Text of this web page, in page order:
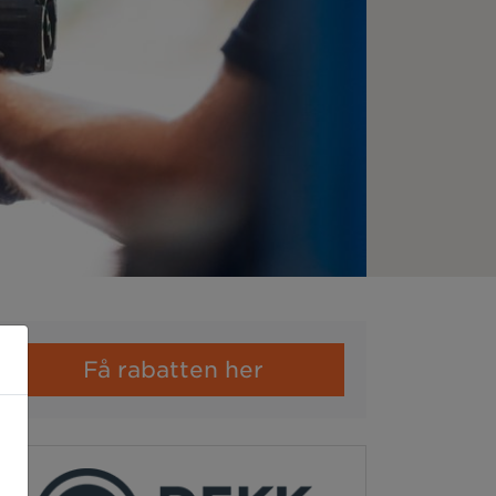
Få rabatten her